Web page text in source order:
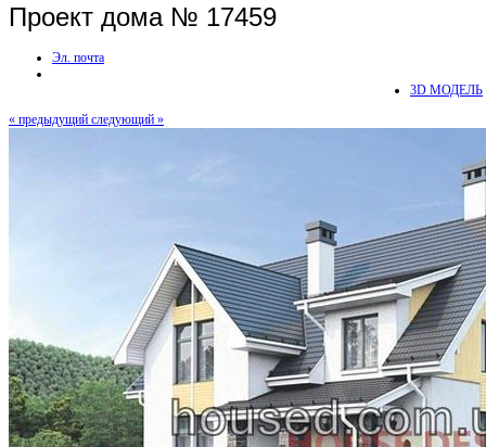
Проект дома № 17459
Эл. почта
3D МОДЕЛЬ
« предыдущий следующий »